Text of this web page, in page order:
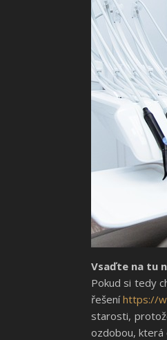
Vsaďte na tu
Pokud si tedy
řešeníhttps://
starosti,
ozdobou, která